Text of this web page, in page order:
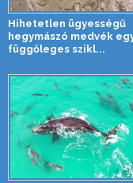
Hihetetlen ügyességű
hegymászó medvék
függőleges szikl...